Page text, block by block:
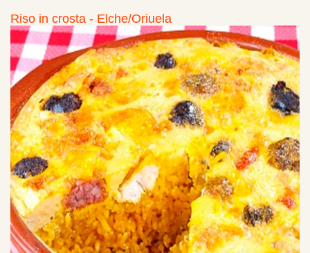
Riso in crosta - Elche/Oriuela